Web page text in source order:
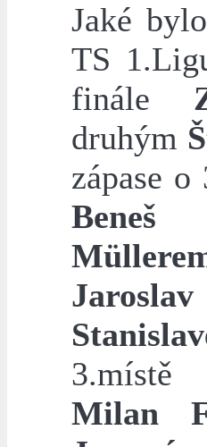
Jaké
TS
finále
druhým
zápase
Beneš
Milan